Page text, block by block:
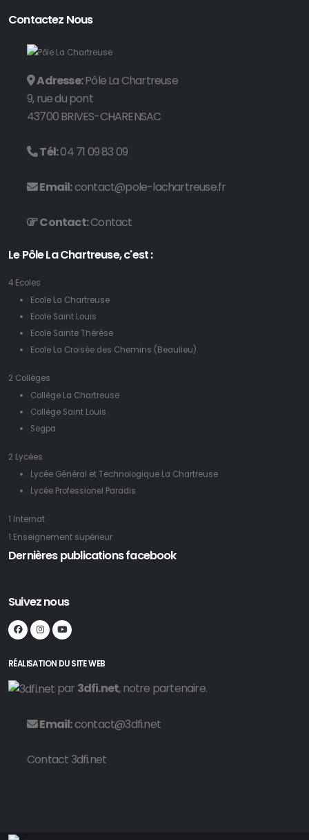
Contactez Nous
Adresse:Pôle La Chartreuse
9, rue du pont
43700 BRIVES-CHARENSAC
Tél:04 71 09 83 09
Email:contact@pole-lachartreuse.fr
Contact:Contact
Le Pôle La Chartreuse, c'est :
4 Ecoles
Ecole La Chartreuse
Ecole Saint Louis
Ecole Sainte Thérèse
Ecole La Croisée des Chemins (Beaulieu)
2 Collèges
Collège La Chartreuse
Collège Saint Louis
Segpa
2 Lycées
Lycée Général et Technologique La Chartreuse
Lycée Professionel Paradis
1 Internat
1 Enseignement supérieur
Dernières publications facebook
Suivez nous
RÉALISATION DU SITE WEB
par 3dfi.net, notre partenaire.
Email:contact@3dfi.net
Contact 3dfi.net